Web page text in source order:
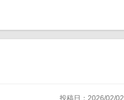
投稿日：2026/02/02